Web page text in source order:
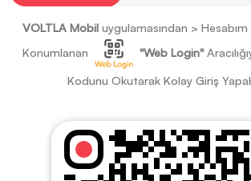
VOLTLA Mobil uygulamasından >
Konumlanan
"Web Login"
Kodunu Okutarak Kolay Giriş